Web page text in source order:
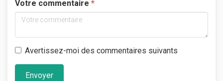
Votre commentaire
Avertissez-moi des commentaires suivants
Envoyer